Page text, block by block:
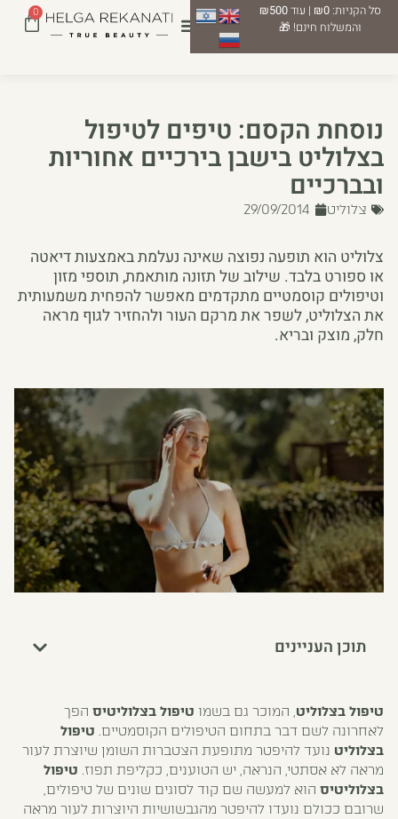
סל הקניות:₪0 | עוד₪500
והמשלוח חינם! 🎁
0
נוסחת הקסם: טיפים לטיפול
בצלוליט בישבן בירכיים אחוריות
ובברכיים
צלוליט 29/09/2014
צלוליט הוא תופעה נפוצה שאינה נעלמת באמצעות דיאטה
או ספורט בלבד. שילוב של תזונה מותאמת, תוספי מזון
וטיפולים קוסמטיים מתקדמים מאפשר להפחית משמעותית
את הצלוליט, לשפר את מרקם העור ולהחזיר לגוף מראה
חלק, מוצק ובריא.
תוכן העניינים
טיפול בצלוליט, המוכר גם בשמו טיפול בצלוליטיס הפך
לאחרונה לשם דבר בתחום הטיפולים הקוסמטיים. טיפול
בצלוליט נועד להיפטר מתופעת הצטברות השומן שיוצרת לעור
מראה לא אסתטי, הנראה, יש הטוענים, כקליפת תפוז. טיפול
בצלוליטיס הוא למעשה שם קוד לסוגים שונים של טיפולים,
שרובם ככולם נועדו להיפטר מהגבשושיות היוצרות לעור מראה